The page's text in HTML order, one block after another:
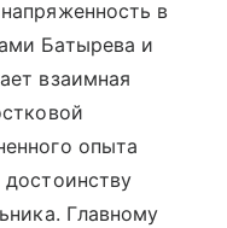
в
Батырева и
взаимная
опыта
Главному